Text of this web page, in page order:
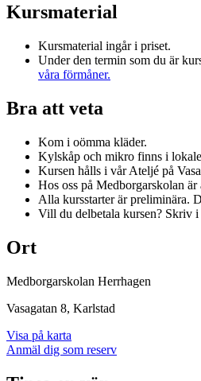
Kursmaterial
Kursmaterial ingår i priset.
Under den termin som du är
våra förmåner.
Bra att veta
Kom i oömma kläder.
Kylskåp och mikro finns i
Kursen hålls i vår Ateljé på
Hos oss på Medborgarskolan
Alla kursstarter är preliminära.
Vill du delbetala kursen? Skriv i
Ort
Medborgarskolan Herrhagen
Vasagatan 8, Karlstad
Visa på karta
Anmäl dig som reserv